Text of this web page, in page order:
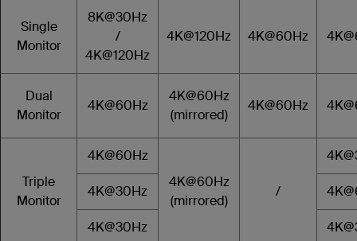
Single
Monitor
8K@30Hz
/
4K@120Hz
4K@120Hz 4K@60Hz
Dual
Monitor
4K@60Hz
4K@60Hz
(mirrored)
4K@60Hz
Triple
Monitor
4K@60Hz
4K@60Hz
(mirrored)
/
4K@30Hz
4K@30Hz